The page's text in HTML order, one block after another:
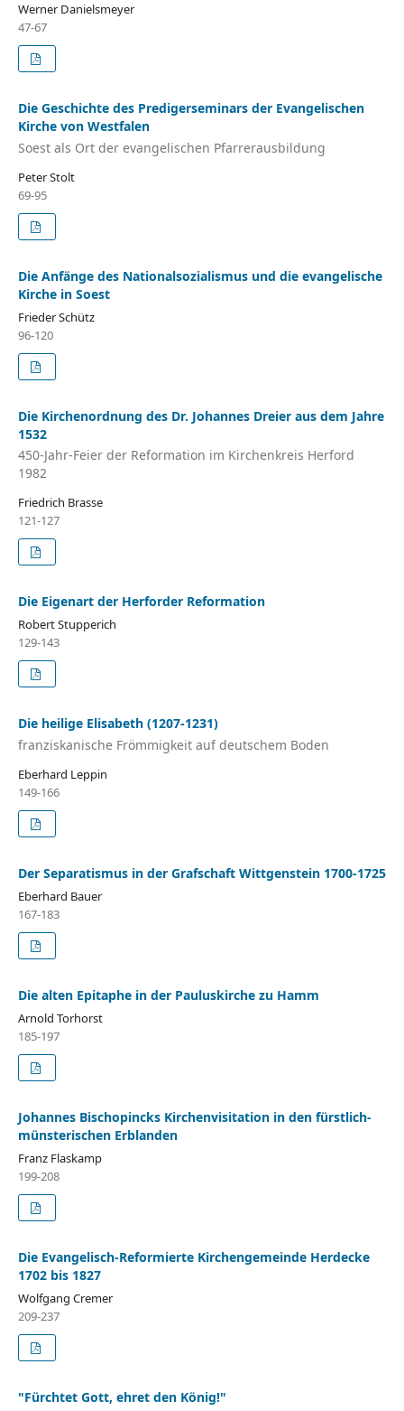
Werner Danielsmeyer
47-67
Die Geschichte des Predigerseminars der Evangelischen
Kirche von Westfalen
Soest als Ort der evangelischen Pfarrerausbildung
Peter Stolt
69-95
Die Anfänge des Nationalsozialismus und die evangelische
Kirche in Soest
Frieder Schütz
96-120
Die Kirchenordnung des Dr. Johannes Dreier aus dem Jahre
1532
450-Jahr-Feier der Reformation im Kirchenkreis Herford
1982
Friedrich Brasse
121-127
Die Eigenart der Herforder Reformation
Robert Stupperich
129-143
Die heilige Elisabeth (1207-1231)
franziskanische Frömmigkeit auf deutschem Boden
Eberhard Leppin
149-166
Der Separatismus in der Grafschaft Wittgenstein 1700-1725
Eberhard Bauer
167-183
Die alten Epitaphe in der Pauluskirche zu Hamm
Arnold Torhorst
185-197
Johannes Bischopincks Kirchenvisitation in den fürstlich-
münsterischen Erblanden
Franz Flaskamp
199-208
Die Evangelisch-Reformierte Kirchengemeinde Herdecke
1702 bis 1827
Wolfgang Cremer
209-237
"Fürchtet Gott, ehret den König!"